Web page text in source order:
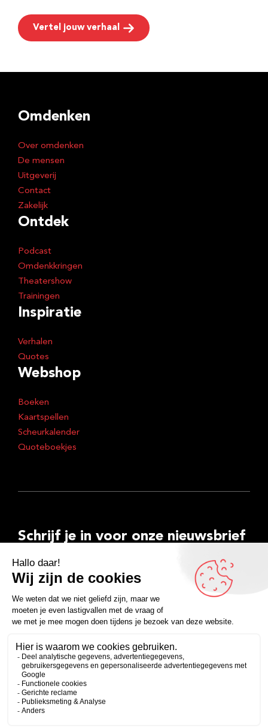
Vertel jouw verhaal
Omdenken
Over omdenken
De mensen
Uitgeverij
Contact
Zakelijk
Ontdek
Podcast
Omdenkkringen
Theatershow
Trainingen
Inspiratie
Verhalen
Quotes
Webshop
Boeken
Kaartspellen
Scheurkalender
Quoteboekjes
Schrijf je in voor onze nieuwsbrief
E-
mailadres
Inschrijven
FacebookInstagramLinkedInYouTubeSpotify
Copyright 2026